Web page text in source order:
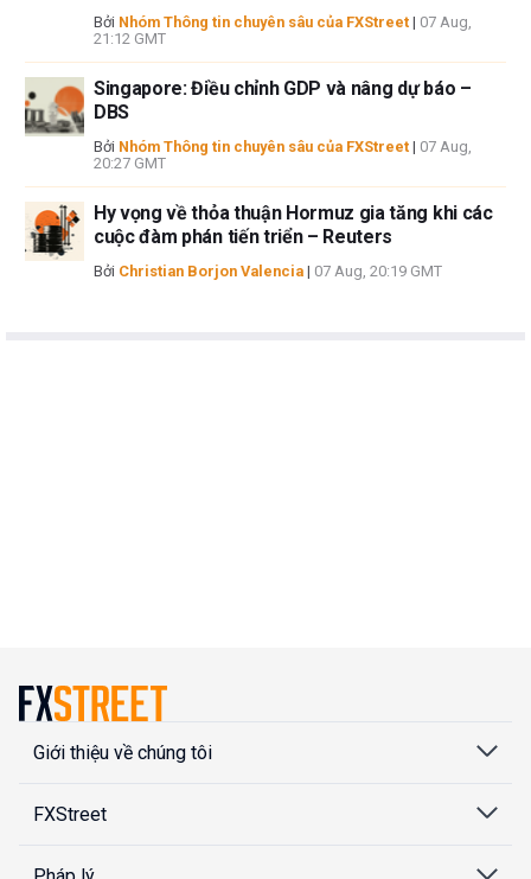
Bởi Nhóm Thông tin chuyên sâu của FXStreet | 07 Aug,
21:12 GMT
Singapore: Điều chỉnh GDP và nâng dự báo –
DBS
Bởi Nhóm Thông tin chuyên sâu của FXStreet | 07 Aug,
20:27 GMT
Hy vọng về thỏa thuận Hormuz gia tăng khi các
cuộc đàm phán tiến triển – Reuters
Bởi Christian Borjon Valencia | 07 Aug, 20:19 GMT
Giới thiệu về chúng tôi
FXStreet